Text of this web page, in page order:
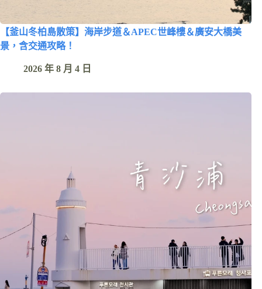
【釜山冬柏島散策】海岸步道＆APEC世峰樓＆廣安大橋美
景，含交通攻略！
2026 年 8 月 4 日